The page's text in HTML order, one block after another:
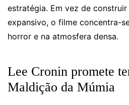
estratégia. Em vez de construir
expansivo, o filme concentra-
horror e na atmosfera densa.
Lee Cronin promete
Maldição da Múmia